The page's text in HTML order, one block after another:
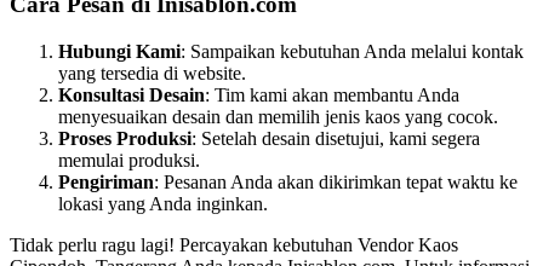
Hubungi Kami: Sampaikan kebutuhan Anda melalui kontak
yang tersedia di website.
Konsultasi Desain: Tim kami akan membantu Anda
menyesuaikan desain dan memilih jenis kaos yang cocok.
Proses Produksi: Setelah desain disetujui, kami segera
memulai produksi.
Pengiriman: Pesanan Anda akan dikirimkan tepat waktu ke
lokasi yang Anda inginkan.
Tidak perlu ragu lagi! Percayakan kebutuhan Vendor Kaos